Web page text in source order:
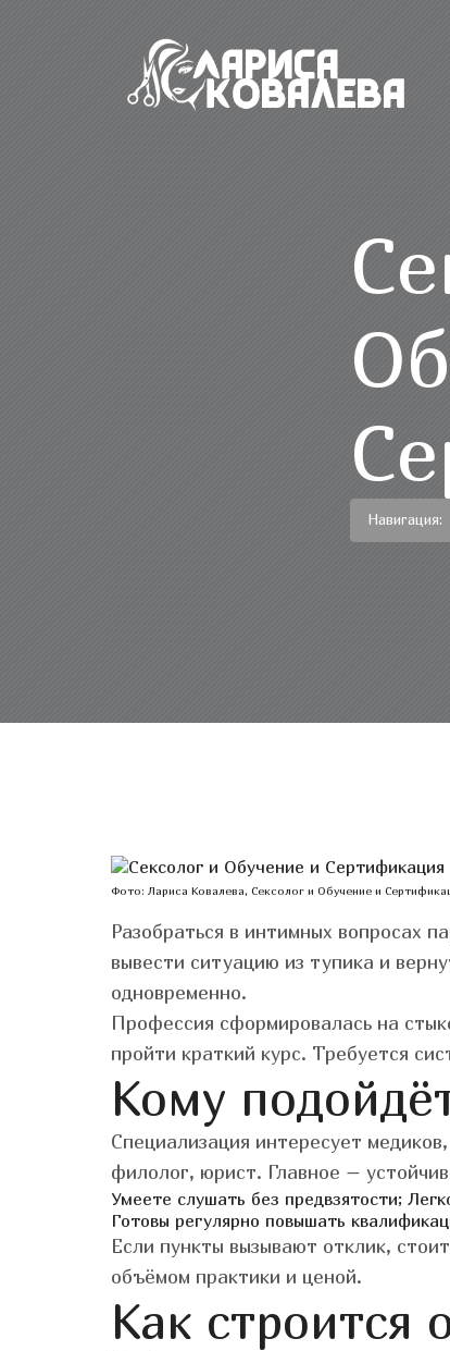
Навигация:
Фото: Лариса Ковалева, Сексолог и Обучение и
Разобраться в интимных вопросах
вывести ситуацию из тупика и
одновременно.
Профессия сформировалась на
пройти краткий курс. Требуется
Кому
Специализация интересует
филолог, юрист. Главное –
Умеете слушать без предвзятости;
Готовы регулярно повышать
Если пункты вызывают отклик,
объёмом практики и ценой.
Как строится